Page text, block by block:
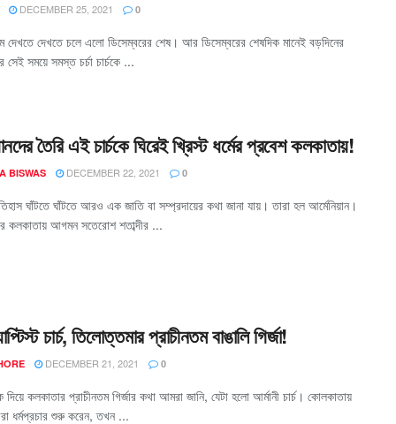
DECEMBER 25, 2021 0
দেখতে দেখতে চলে এলো ডিসেম্বরের শেষ। আর ডিসেম্বরের শেষদিক মানেই বড়দিনের
সময়ে সমস্ত চর্চা চার্চকে ...
তৈরি এই চার্চকে ঘিরেই খ্রিস্ট ধর্মের প্রবেশ কলকাতায়!
BISWAS DECEMBER 22, 2021 0
ঘাঁটতে ঘাঁটতে আরও এক জাতি বা সম্প্রদায়ের কথা জানা যায়। তারা হল আর্মেনিয়ান।
কলকাতায় আগমন সতেরোশ শতাব্দীর ...
চার্চ, তিলোত্তমার প্রাচীনতম বাঙালি গির্জা!
DECEMBER 21, 2021 0
দিয়ে কলকাতার প্রাচীনতম গির্জার কথা আমরা জানি, যেটা হলো আর্মানী চার্চ। কোলকাতায়
ধর্মপ্রচার শুরু করেন, তখন ...